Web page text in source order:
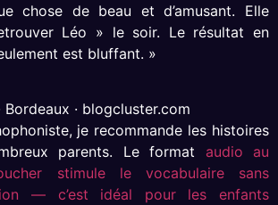
chose de beau et d’amusant. Elle
Léo » le soir. Le résultat en
est bluffant. »
Bordeaux · blogcluster.com
je recommande les histoires
parents. Le format audio au
stimule le vocabulaire sans
— c’est idéal pour les enfants